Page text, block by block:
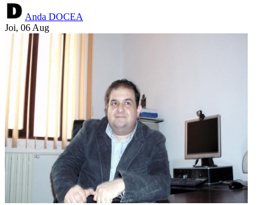
Anda DOCEA
Joi, 06 Aug